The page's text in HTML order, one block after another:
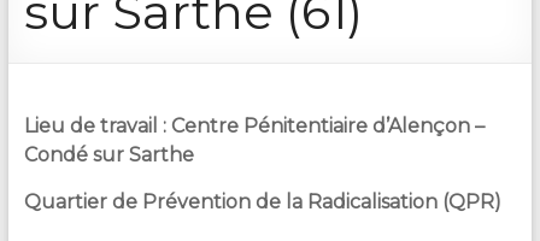
Lieu de travail : Centre Pénitentiaire d’Alençon –
Condé sur Sarthe
Quartier de Prévention de la Radicalisation (QPR)